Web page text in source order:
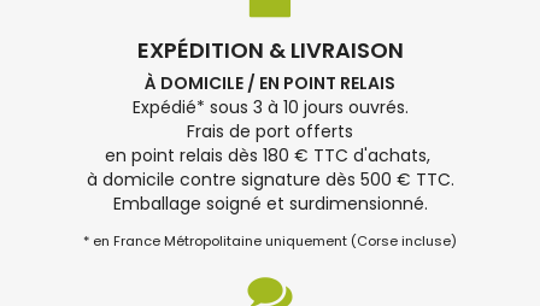
EXPÉDITION & LIVRAISON
À DOMICILE / EN POINT RELAIS
Expédié* sous 3 à 10 jours ouvrés.
Frais de port offerts
en point relais dès 180 € TTC d'achats,
à domicile contre signature dès 500 € TTC.
Emballage soigné et surdimensionné.
* en France Métropolitaine uniquement (Corse incluse)